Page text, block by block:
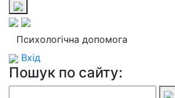
Психологічна допомога
Вхід
Пошук по сайту: